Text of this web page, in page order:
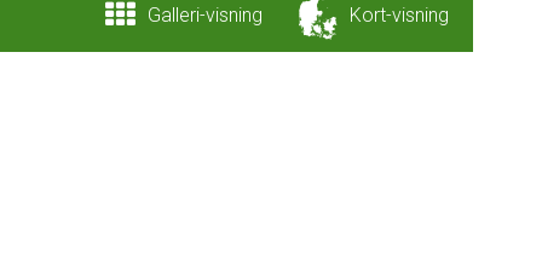
Galleri-visning Kort-visning